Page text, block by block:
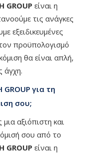
GROUP είναι η
τις ανάγκες
εξειδικευμένες
προϋπολογισμό
θα είναι απλή,
άγχη.
GROUP για τη
σου;
αξιόπιστη και
σου από το
GROUP είναι η